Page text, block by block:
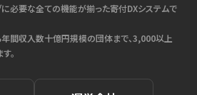
に必要な全ての機能が揃った寄付DXシステムで
間収入数十億円規模の団体まで、3,000以上
。